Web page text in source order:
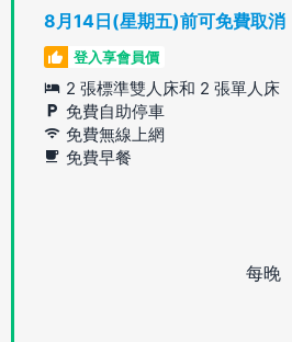
8月14日(星期五)前可免費取消
登入享會員價
2 張標準雙人床和 2 張單人床
免費自助停車
免費無線上網
免費早餐
每晚